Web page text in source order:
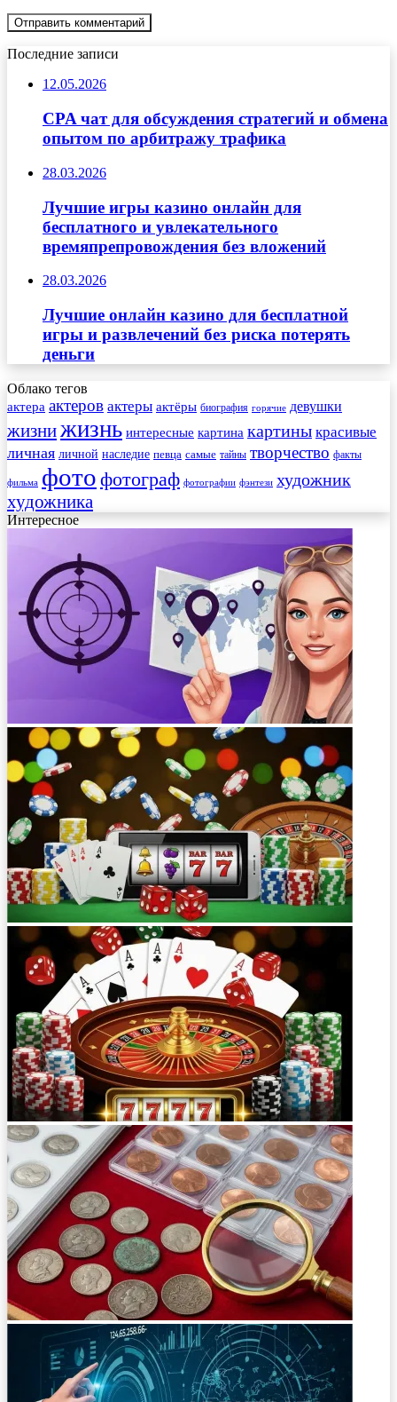
Последние записи
12.05.2026
CPA чат для обсуждения стратегий и обмена
опытом по арбитражу трафика
28.03.2026
Лучшие игры казино онлайн для
бесплатного и увлекательного
времяпрепровождения без вложений
28.03.2026
Лучшие онлайн казино для бесплатной
игры и развлечений без риска потерять
деньги
Облако тегов
актера актеров актеры актёры биография горячие девушки
жизнижизнь интересные картина картины красивые
личная личной наследие певца самые тайны творчество факты
фильма фото фотограф фотографии фэнтези художник
художника
Интересное